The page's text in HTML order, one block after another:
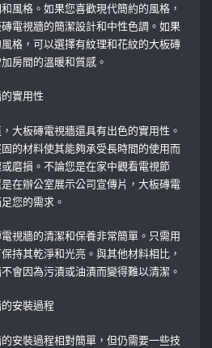
風格。如果您喜歡現代簡約的風格，
電視牆的簡潔設計和中性色調。如果
格，可以選擇有紋理和花紋的大板磚
房間的溫暖和質感。
實用性
大板磚電視牆還具有出色的實用性。
的材料使其能夠承受長時間的使用而
磨損。不論您是在家中觀看電視節
在辦公室展示公司宣傳片，大板磚電
您的需求。
視牆的清潔和保養非常簡單。只需用
持其乾淨和光亮。與其他材料相比，
會因為污漬或油漬而變得難以清潔。
安裝過程
安裝過程相對簡單，但仍需要一些技